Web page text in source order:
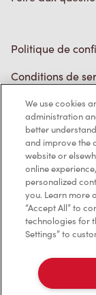
Marques de
Accessibilité
Diagnostic
Contactez-nous
TM & © Tim
EN/CA
We use cookies
administration
better
and improve the
website or
online
personalized
you. Learn more
“Accept All” to
technologies for
Settings” to